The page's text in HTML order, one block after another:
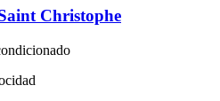
Christophe